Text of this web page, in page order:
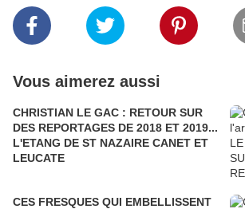
Vous aimerez aussi
CHRISTIAN LE GAC : RETOUR SUR
DES REPORTAGES DE 2018 ET 2019...
L'ETANG DE ST NAZAIRE CANET ET
LEUCATE
CES FRESQUES QUI EMBELLISSENT